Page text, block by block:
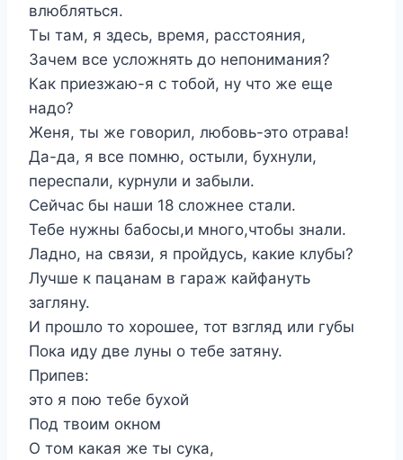
влюбляться.
Ты там, я здесь, время, расстояния,
Зачем все усложнять до непонимания?
Как приезжаю-я с тобой, ну что же еще
надо?
Женя, ты же говорил, любовь-это отрава!
Да-да, я все помню, остыли, бухнули,
переспали, курнули и забыли.
Сейчас бы наши 18 сложнее стали.
Тебе нужны бабосы,и много,чтобы знали.
Ладно, на связи, я пройдусь, какие клубы?
Лучше к пацанам в гараж кайфануть
загляну.
И прошло то хорошее, тот взгляд или губы
Пока иду две луны о тебе затяну.
Припев:
это я пою тебе бухой
Под твоим окном
О том какая же ты сука,